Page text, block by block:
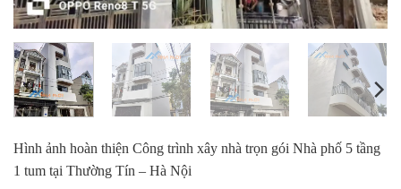
Hình ảnh hoàn thiện Công trình xây nhà trọn gói Nhà phố 5 tầng
1 tum tại Thường Tín – Hà Nội